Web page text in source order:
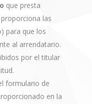
que presta
las
para que los
al arrendatario.
por el titular
formulario de
en la